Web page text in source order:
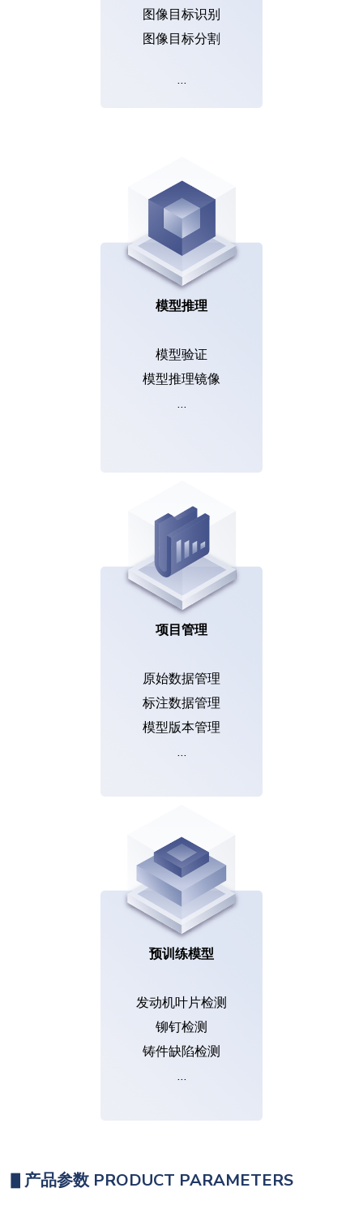
图像目标识别
图像目标分割
…
模型推理
模型验证
模型推理镜像
…
项目管理
原始数据管理
标注数据管理
模型版本管理
…
预训练模型
发动机叶片检测
铆钉检测
铸件缺陷检测
…
▋产品参数 PRODUCT PARAMETERS